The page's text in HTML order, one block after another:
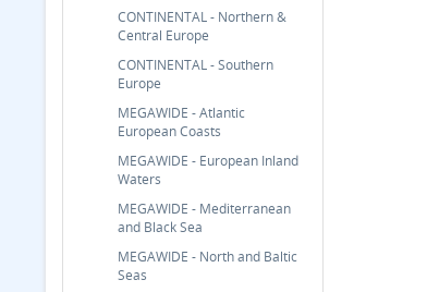
CONTINENTAL - Northern &
Central Europe
CONTINENTAL - Southern
Europe
MEGAWIDE - Atlantic
European Coasts
MEGAWIDE - European Inland
Waters
MEGAWIDE - Mediterranean
and Black Sea
MEGAWIDE - North and Baltic
Seas